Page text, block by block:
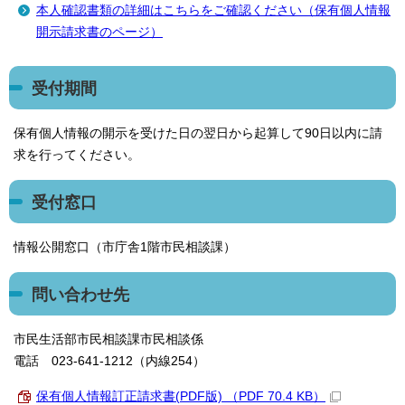
本人確認書類の詳細はこちらをご確認ください（保有個人情報
開示請求書のページ）
受付期間
保有個人情報の開示を受けた日の翌日から起算して90日以内に請
求を行ってください。
受付窓口
情報公開窓口（市庁舎1階市民相談課）
問い合わせ先
市民生活部市民相談課市民相談係
電話 023-641-1212（内線254）
保有個人情報訂正請求書(PDF版) （PDF 70.4 KB）